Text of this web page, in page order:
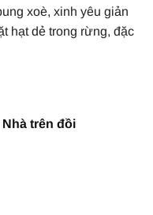
xoè, xinh yêu giản
hạt dẻ trong rừng, đặc
trên đồi